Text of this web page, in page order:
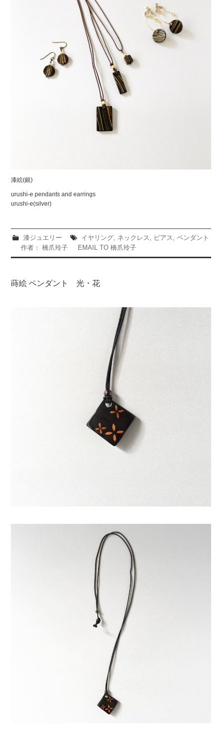
漆絵(銀)
urushi-e pendants and earrings
urushi-e(silver)
漆ジュエリー イヤリング, ネックレス ピアス
ペンダント
作者： 橋爪玲子
EMAIL TO 橋爪玲子
蒔絵 ペンダント 光・花